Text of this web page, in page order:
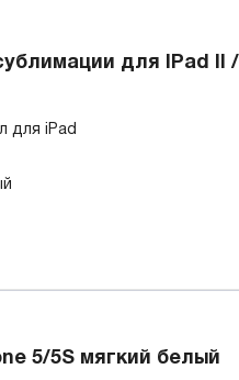
для IPad II /
для iPad
5/5S мягкий белый